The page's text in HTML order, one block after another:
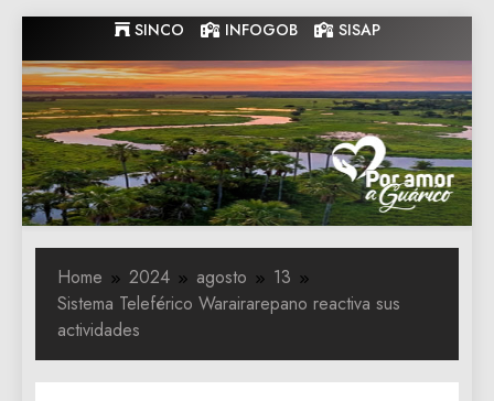
to
content
SINCO INFOGOB SISAP
Gobernacion
de Guarico
Gobernacion de Guarico
Home 2024 agosto
13
Sistema Teleférico Warairarepano reactiva sus
actividades